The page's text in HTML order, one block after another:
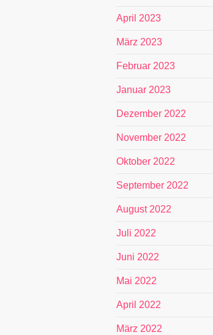
April 2023
März 2023
Februar 2023
Januar 2023
Dezember 2022
November 2022
Oktober 2022
September 2022
August 2022
Juli 2022
Juni 2022
Mai 2022
April 2022
März 2022